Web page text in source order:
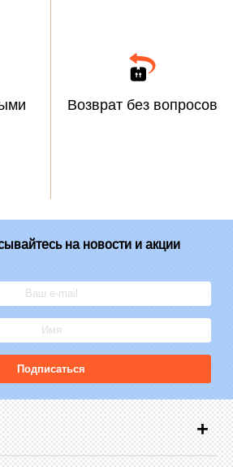
Возврат без вопросов
на новости и акции
Подписаться